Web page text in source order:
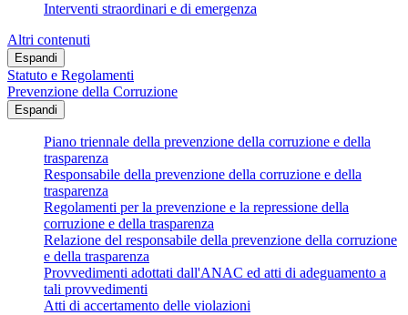
Interventi straordinari e di emergenza
Altri contenuti
Espandi
Statuto e Regolamenti
Prevenzione della Corruzione
Espandi
Piano triennale della prevenzione della corruzione e della
trasparenza
Responsabile della prevenzione della corruzione e della
trasparenza
Regolamenti per la prevenzione e la repressione della
corruzione e della trasparenza
Relazione del responsabile della prevenzione della corruzione
e della trasparenza
Provvedimenti adottati dall'ANAC ed atti di adeguamento a
tali provvedimenti
Atti di accertamento delle violazioni